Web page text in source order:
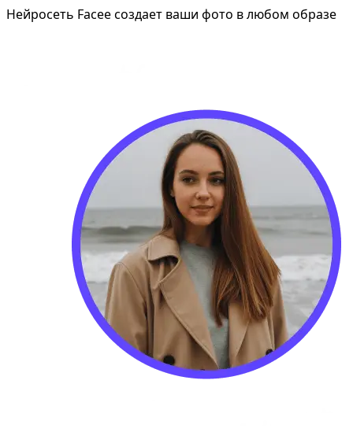
Нейросеть Facee создает ваши фото в любом образе